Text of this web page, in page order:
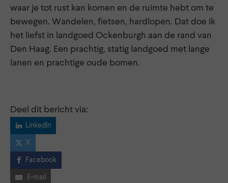
waar je tot rust kan komen en de ruimte hebt om te
bewegen. Wandelen, fietsen, hardlopen. Dat doe ik
het liefst in landgoed Ockenburgh aan de rand van
Den Haag. Een prachtig, statig landgoed met lange
lanen en prachtige oude bomen.
Deel dit bericht via:
LinkedIn
X
Facebook
E-mail